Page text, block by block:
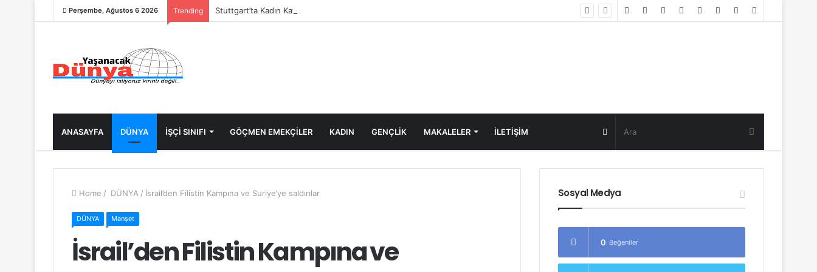
Perşembe, Ağustos 6 2026 Trending Stuttgart’ta Kadın Katliamı Girişimine Karşı Kadınlar Sokaktaydı Random
ANASAYFA DÜNYA İŞÇİ SINIFI GÖÇMEN EMEKÇİLER KADIN GENÇLİK MAKALELER ILETIŞIM Random
Post
Home / DÜNYA / İsrail’den Filistin Kampına ve Suriye’ye saldırılar
DÜNYA Manşet
İsrail’den Filistin Kampına ve
Sosyal Medya
0 Beğeniler